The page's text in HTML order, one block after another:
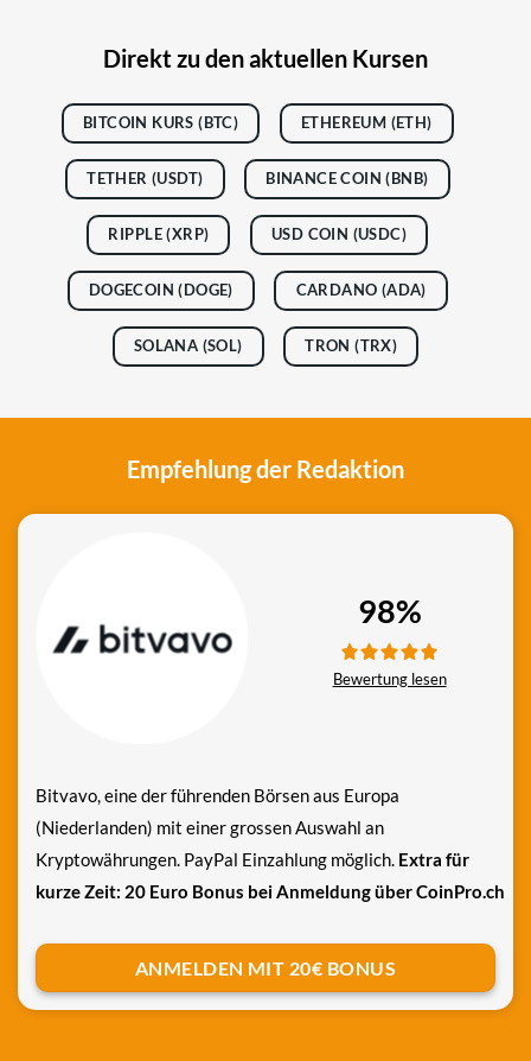
Direkt zu den aktuellen Kursen
BITCOIN KURS (BTC) ETHEREUM (ETH)
TETHER (USDT) BINANCE COIN (BNB)
RIPPLE (XRP) USD COIN (USDC)
DOGECOIN (DOGE) CARDANO (ADA)
SOLANA (SOL) TRON (TRX)
Empfehlung der Redaktion
Bitvavo, eine der führenden Börsen aus Europa
(Niederlanden) mit einer grossen Auswahl an
Kryptowährungen. PayPal Einzahlung möglich. Extra für
kurze Zeit: 20 Euro Bonus bei Anmeldung über CoinPro.ch
98%
Bewertung lesen
ANMELDEN MIT 20€ BONUS